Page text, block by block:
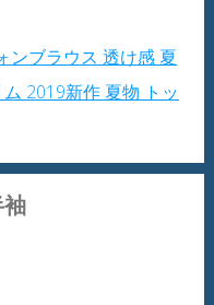
ンブラウス 透け感 夏
2019新作 夏物 トッ